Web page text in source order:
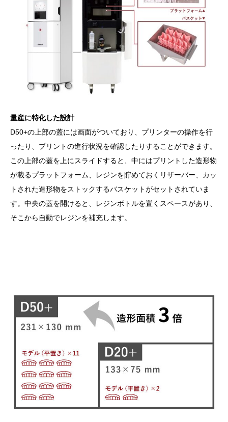
量産に特化した設計
D50+の上部の蓋には画面がついており、プリンターの操作を行
ったり、プリントの進行状況を確認したりすることができます。
この上部の蓋を上にスライドすると、中にはプリントした造形物
が載るプラットフォーム、レジンを貯めておくリザーバー、カッ
トされた造形物をストックするバスケットがセットされていま
す。中央の蓋を開けると、レジンボトルを置くスペースがあり、
そこから自動でレジンを補充します。